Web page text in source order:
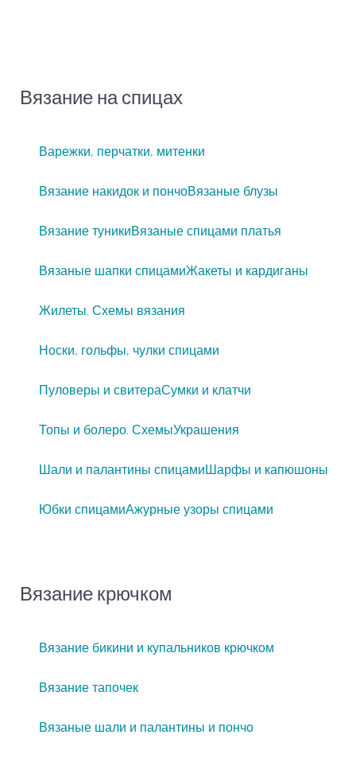
Вязание на спицах
Варежки, перчатки, митенки
Вязание накидок и пончоВязаные блузы
Вязание туникиВязаные спицами платья
Вязаные шапки спицамиЖакеты и кардиганы
Жилеты. Схемы вязания
Носки, гольфы, чулки спицами
Пуловеры и свитераСумки и клатчи
Топы и болеро. СхемыУкрашения
Шали и палантины спицамиШарфы и капюшоны
Юбки спицамиАжурные узоры спицами
Вязание крючком
Вязание бикини и купальников крючком
Вязание тапочек
Вязаные шали и палантины и пончо